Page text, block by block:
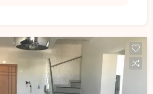
todos com armários planejados,
cozinha planejada com armários,
de serviço, banheiro de apoio e
garagem. Na área externa, oferece
espaço gourmet com churrasqueira,